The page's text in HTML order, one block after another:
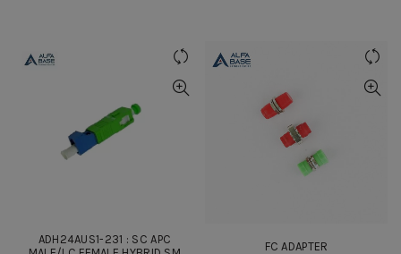
ADH24AUS1-231 : SC APC
FC ADAPTER